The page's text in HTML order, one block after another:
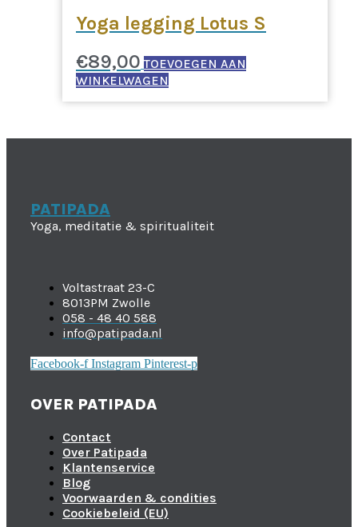
Yoga legging Lotus S
€89,00 TOEVOEGEN AAN
WINKELWAGEN
PATIPADA
Yoga, meditatie & spiritualiteit
Voltastraat 23-C
8013PM Zwolle
058 - 48 40 588
info@patipada.nl
Facebook-f Instagram Pinterest-p
OVER PATIPADA
Contact
Over Patipada
Klantenservice
Blog
Voorwaarden & condities
Cookiebeleid (EU)